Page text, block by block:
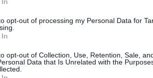
opt-out of processing my Personal Data for
opt-out of Collection, Use, Retention, Sale,
Data that Is Unrelated with the